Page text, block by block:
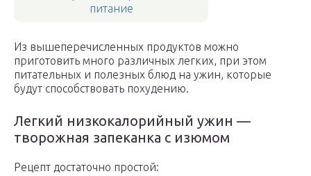
питание
Из вышеперечисленных продуктов можно
приготовить много различных легких, при этом
питательных и полезных блюд на ужин, которые
будут способствовать похудению.
Легкий низкокалорийный ужин —
творожная запеканка с изюмом
Рецепт достаточно простой: